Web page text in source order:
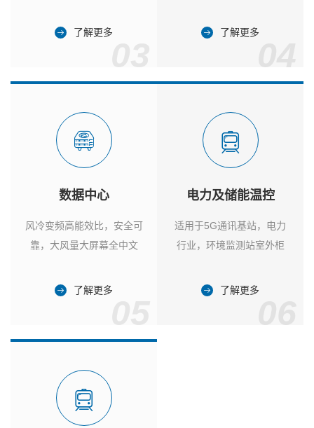
了解更多 了解更多
数据中心
风冷变频高能效比，安全可
靠，大风量大屏幕全中文
了解更多
电力及储能温控
适用于5G通讯基站，电力
行业，环境监测站室外柜
了解更多